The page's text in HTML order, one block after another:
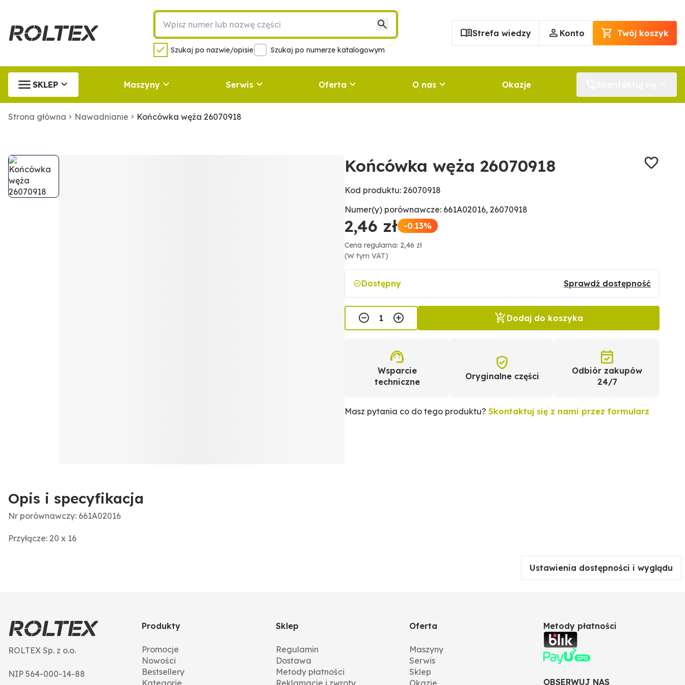
Szukaj po nazwie/opisie Szukaj po numerze katalogowym
Strefa wiedzy Konto Twój koszyk
SKLEP Maszyny Serwis Oferta O nas Okazje
Strona główna Nawadnianie Końcówka węża 26070918
Końcówka węża 26070918
Kod produktu: 26070918
Numer(y) porównawcze: 661A02016, 26070918
2,46 zł -0.13%
Cena regularna: 2,46 zł
(W tym VAT)
Dostępny Sprawdź dostępność
Dodaj do koszyka
Wsparcie
techniczne
Oryginalne części
Odbiór zakupów
24/7
Masz pytania co do tego produktu? Skontaktuj się z nami przez formularz
Opis i specyfikacja
Nr porównawczy: 661A02016
Przyłącze: 20 x 16
Ustawienia dostępności i wyglądu
ROLTEX Sp. z o.o.
NIP 564-000-14-88
Produkty
Promocje
Nowości
Bestsellery
Kategorie
Sklep
Regulamin
Dostawa
Metody płatności
Reklamacje i zwroty
Oferta
Maszyny
Serwis
Sklep
Okazje
Metody płatności
OBSERWUJ NAS